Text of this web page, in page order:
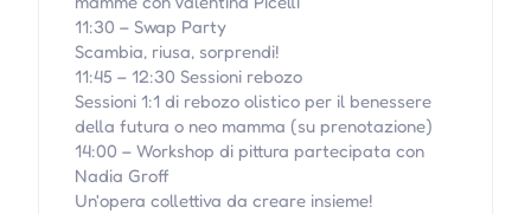
11:30 – Swap Party
Scambia, riusa, sorprendi!
11:45 – 12:30 Sessioni rebozo
Sessioni 1:1 di rebozo olistico per il benessere
della futura o neo mamma (su prenotazione)
14:00 – Workshop di pittura partecipata con
Nadia Groff
Un'opera collettiva da creare insieme!